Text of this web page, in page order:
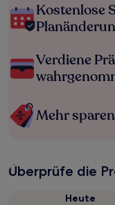
Kostenlose
Verdiene
Mehr
Überprüfe die
Heute